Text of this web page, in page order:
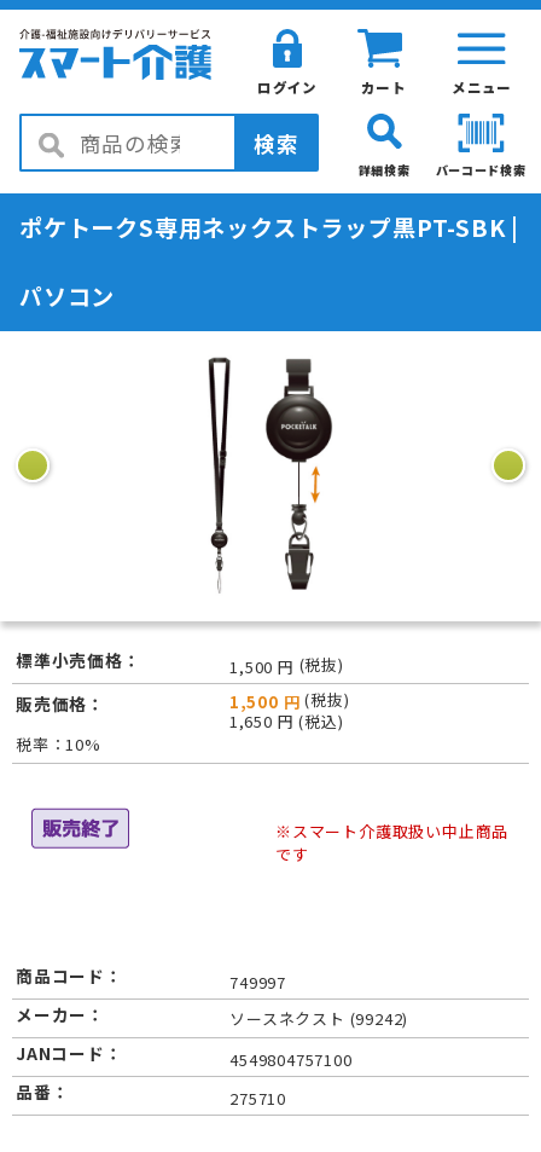
メニュー
カート
ログイン
検索
バーコード検索
詳細検索
ポケトークS専用ネックストラップ黒PT-SBK |
パソコン
標準小売価格： 1,500 円 (税抜)
販売価格： 1,500 円 (税抜)
1,650 円 (税込)
税率：10%
※スマート介護取扱い中止商品
です
商品コード： 749997
メーカー： ソースネクスト (99242)
JANコード： 4549804757100
品番： 275710